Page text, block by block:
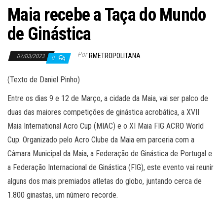
Maia recebe a Taça do Mundo
de Ginástica
07/03/2023 0 Por RMETROPOLITANA
(Texto de Daniel Pinho)
Entre os dias 9 e 12 de Março, a cidade da Maia, vai ser palco de
duas das maiores competições de ginástica acrobática, a XVII
Maia International Acro Cup (MIAC) e o XI Maia FIG ACRO World
Cup. Organizado pelo Acro Clube da Maia em parceria com a
Câmara Municipal da Maia, a Federação de Ginástica de Portugal e
a Federação Internacional de Ginástica (FIG), este evento vai reunir
alguns dos mais premiados atletas do globo, juntando cerca de
1.800 ginastas, um número recorde.